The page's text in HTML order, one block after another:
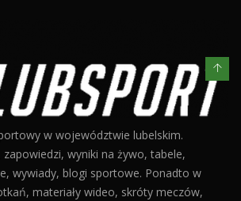
w województwie lubelskim.
wyniki na żywo, tabele,
wywiady, blogi sportowe. Ponadto w
materiały wideo, skróty meczów,